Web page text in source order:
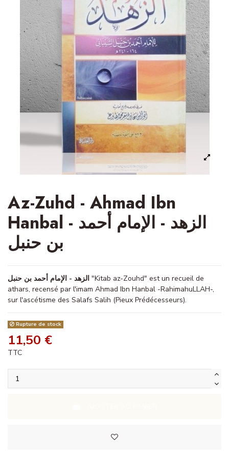
Az-Zuhd - Ahmad Ibn
Hanbal - الزهد - الإمام أحمد
بن حنبل
الزهد - الإمام أحمد بن حنبل "Kitab az-Zouhd" est un recueil de
athars, recensé par l'imam Ahmad Ibn Hanbal -RahimahuLLAH-,
sur l'ascétisme des Salafs Salih (Pieux Prédécesseurs).
Rupture de stock
11,50 €
TTC